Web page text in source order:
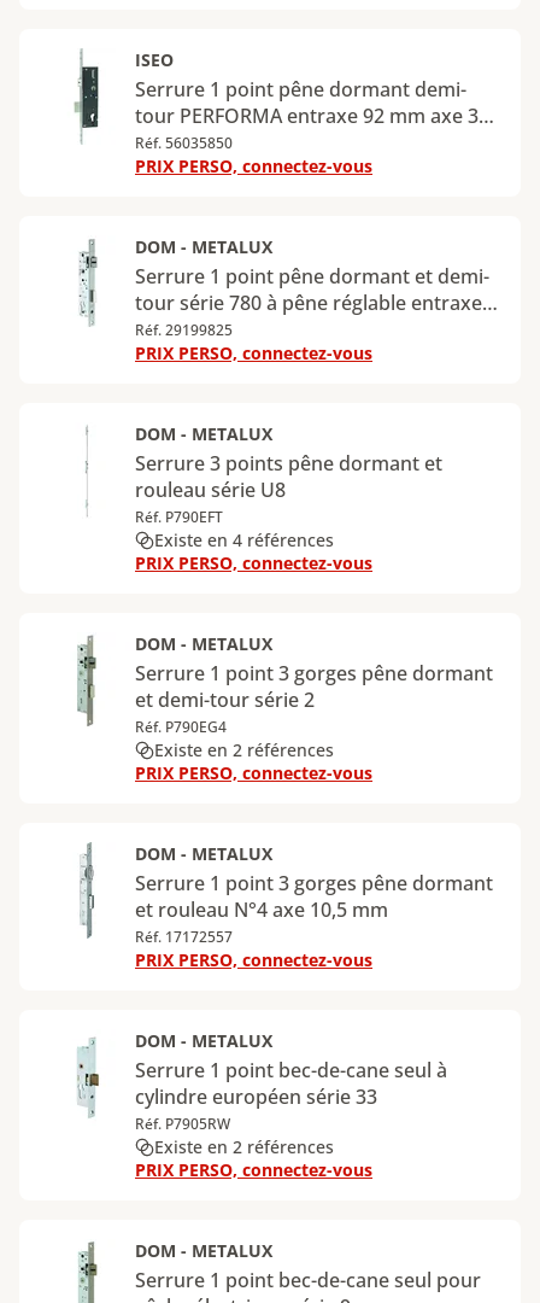
ISEO
Serrure 1 point pêne dormant demi-
tour PERFORMA entraxe 92 mm axe 35
mm
Réf. 56035850
PRIX PERSO, connectez-vous
DOM - METALUX
Serrure 1 point pêne dormant et demi-
tour série 780 à pêne réglable entraxe
92 mm axe 44,5 mm
Réf. 29199825
PRIX PERSO, connectez-vous
DOM - METALUX
Serrure 3 points pêne dormant et
rouleau série U8
Réf. P790EFT
Existe en 4 références
PRIX PERSO, connectez-vous
DOM - METALUX
Serrure 1 point 3 gorges pêne dormant
et demi-tour série 2
Réf. P790EG4
Existe en 2 références
PRIX PERSO, connectez-vous
DOM - METALUX
Serrure 1 point 3 gorges pêne dormant
et rouleau N°4 axe 10,5 mm
Réf. 17172557
PRIX PERSO, connectez-vous
DOM - METALUX
Serrure 1 point bec-de-cane seul à
cylindre européen série 33
Réf. P7905RW
Existe en 2 références
PRIX PERSO, connectez-vous
DOM - METALUX
Serrure 1 point bec-de-cane seul pour